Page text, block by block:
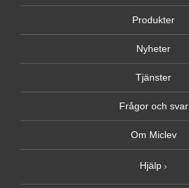
Produkter
Nyheter
Tjänster
Frågor och svar
Om Miclev
Hjälp